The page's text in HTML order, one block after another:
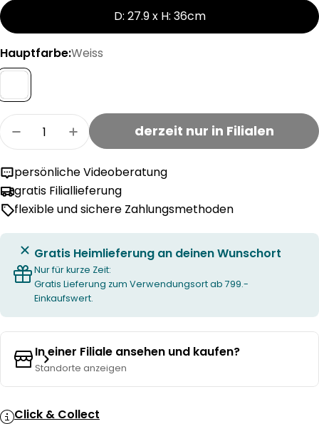
D: 27.9 x H: 36cm
Hauptfarbe:Weiss
Menge
Menge für HOMEWORKS Hängeleuchte
Menge für HOMEWORKS
derzeit nur in Filialen
persönliche Videoberatung
gratis Filiallieferung
flexible und sichere Zahlungsmethoden
Gratis Heimlieferung an deinen Wunschort
Nur für kurze Zeit:
Gratis Lieferung zum Verwendungsort ab 799.-
Einkaufswert.
In einer Filiale ansehen und kaufen?
Standorte anzeigen
Click & Collect